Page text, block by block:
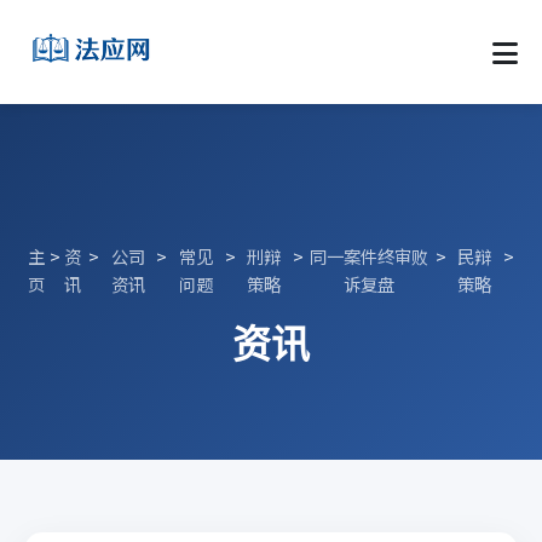
主
页
> 资
讯
> 公司
资讯
> 常见
问题
> 刑辩
策略
> 同一案件终审败
诉复盘
> 民辩
策略
>
资讯